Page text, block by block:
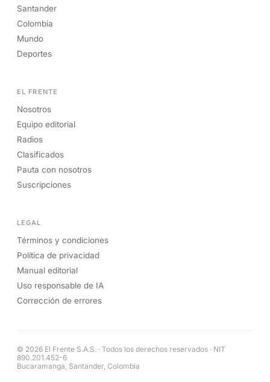
Santander
Colombia
Mundo
Deportes
EL FRENTE
Nosotros
Equipo editorial
Radios
Clasificados
Pauta con nosotros
Suscripciones
LEGAL
Términos y condiciones
Política de privacidad
Manual editorial
Uso responsable de IA
Corrección de errores
© 2026 El Frente S.A.S. · Todos los derechos reservados · NIT
890.201.452-6
Bucaramanga, Santander, Colombia